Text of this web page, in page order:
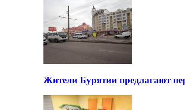
Жители Бурятии предлагают